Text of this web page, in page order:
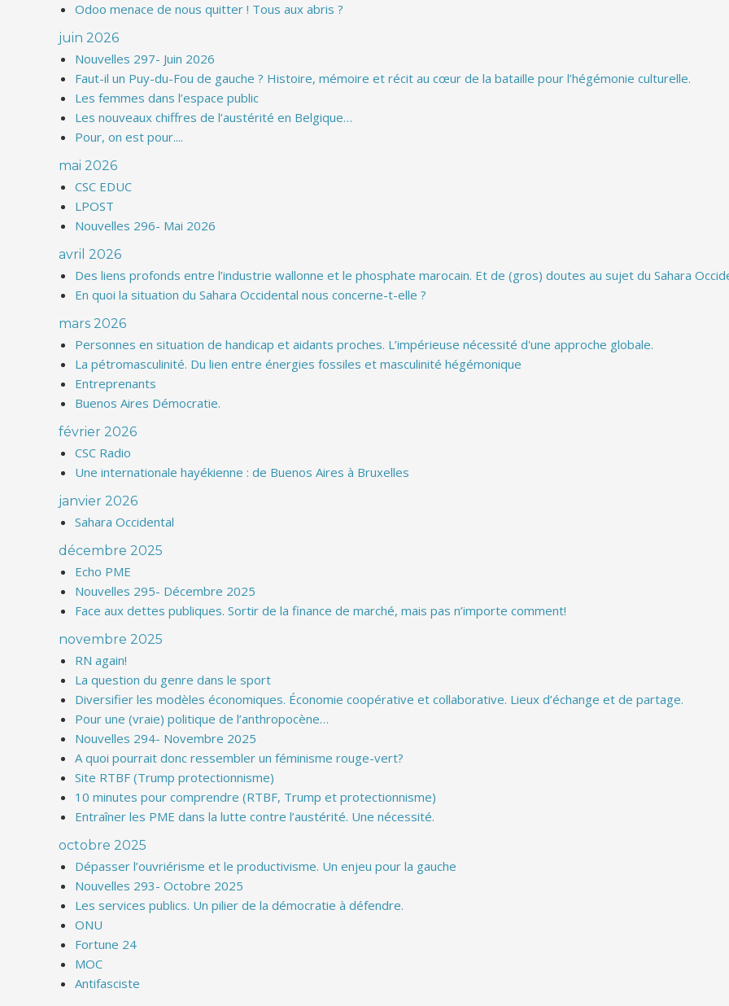
Odoo menace de nous quitter ! Tous aux abris ?
juin 2026
Nouvelles 297- Juin 2026
Faut-il un Puy-du-Fou de gauche ? Histoire, mémoire et récit au cœur de la bataille pour l’hégémonie culturelle.
Les femmes dans l’espace public
Les nouveaux chiffres de l’austérité en Belgique…
Pour, on est pour....
mai 2026
CSC EDUC
LPOST
Nouvelles 296- Mai 2026
avril 2026
Des liens profonds entre l’industrie wallonne et le phosphate marocain. Et de (gros) doutes au sujet du Sahara
En quoi la situation du Sahara Occidental nous concerne-t-elle ?
mars 2026
Personnes en situation de handicap et aidants proches. L’impérieuse nécessité d'une approche globale.
La pétromasculinité. Du lien entre énergies fossiles et masculinité hégémonique
Entreprenants
Buenos Aires Démocratie.
février 2026
CSC Radio
Une internationale hayékienne : de Buenos Aires à Bruxelles
janvier 2026
Sahara Occidental
décembre 2025
Echo PME
Nouvelles 295- Décembre 2025
Face aux dettes publiques. Sortir de la finance de marché, mais pas n’importe comment!
novembre 2025
RN again!
La question du genre dans le sport
Diversifier les modèles économiques. Économie coopérative et collaborative. Lieux d’échange et de partage.
Pour une (vraie) politique de l’anthropocène…
Nouvelles 294- Novembre 2025
A quoi pourrait donc ressembler un féminisme rouge-vert?
Site RTBF (Trump protectionnisme)
10 minutes pour comprendre (RTBF, Trump et protectionnisme)
Entraîner les PME dans la lutte contre l’austérité. Une nécessité.
octobre 2025
Dépasser l’ouvriérisme et le productivisme. Un enjeu pour la gauche
Nouvelles 293- Octobre 2025
Les services publics. Un pilier de la démocratie à défendre.
ONU
Fortune 24
MOC
Antifasciste